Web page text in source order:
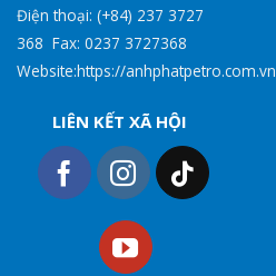
Điện thoại: (+84) 237 3727
368 Fax: 0237 3727368
Website:https://anhphatpetro.com.vn
LIÊN KẾT XÃ HỘI